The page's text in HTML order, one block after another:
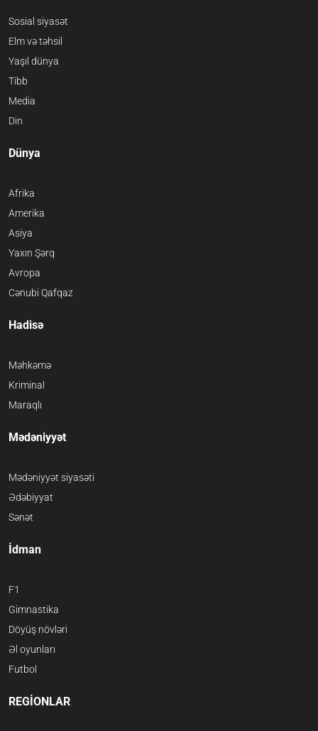
Sosial siyasət
Elm və təhsil
Yaşıl dünya
Tibb
Media
Din
Dünya
Afrika
Amerika
Asiya
Yaxın Şərq
Avropa
Cənubi Qafqaz
Hadisə
Məhkəmə
Kriminal
Maraqlı
Mədəniyyət
Mədəniyyət siyasəti
Ədəbiyyat
Sənət
İdman
F1
Gimnastika
Döyüş növləri
Əl oyunları
Futbol
REGİONLAR